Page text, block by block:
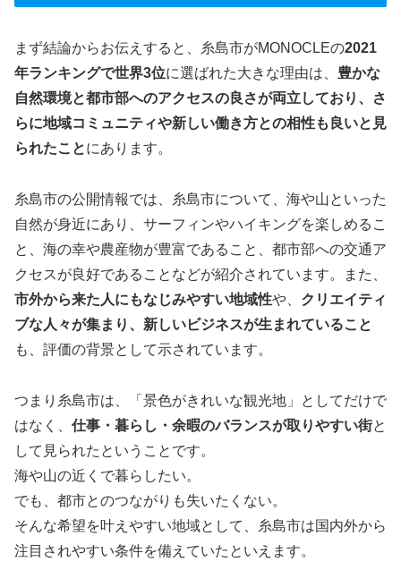
まず結論からお伝えすると、糸島市がMONOCLEの2021
年ランキングで世界3位に選ばれた大きな理由は、 豊かな
自然環境と都市部へのアクセスの良さが両立しており、さ
らに地域コミュニティや新しい働き方との相性も良いと見
られたことにあります。
糸島市の公開情報では、糸島市について、海や山といった
自然が身近にあり、サーフィンやハイキングを楽しめるこ
と、海の幸や農産物が豊富であること、都市部への交通ア
クセスが良好であることなどが紹介されています。また、
市外から来た人にもなじみやすい地域性や、 クリエイティ
ブな人々が集まり、新しいビジネスが生まれていること
も、評価の背景として示されています。
つまり糸島市は、「景色がきれいな観光地」としてだけで
はなく、 仕事・暮らし・余暇のバランスが取りやすい街と
して見られたということです。
海や山の近くで暮らしたい。
でも、都市とのつながりも失いたくない。
そんな希望を叶えやすい地域として、糸島市は国内外から
注目されやすい条件を備えていたといえます。